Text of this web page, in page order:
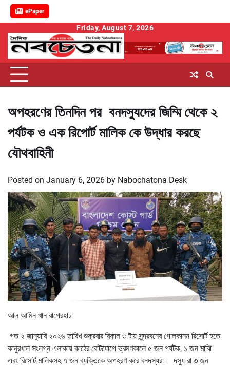
ePaper
content
Friday, August 7, 2026
অপহরণের তিনদিন পর বনদস্যুদের জিম্মি থেকে ২
পর্যটক ও এক রিপোর্ট মালিক কে উদ্ধার করছে
যৌথবাহিনী
Posted on January 6, 2026 by Nabochatona Desk
আল আমিন খান বাগেরহাট
গত ২ জানুয়ারি ২০২৬ তারিখ শুক্রবার বিকাল ৩ টায় সুন্দরবনের গোলকানন রিসোর্ট হতে
কানুরখাল সংলগ্ন এলাকায় কাঠের বোটযোগে ভ্রমণকালে ৫ জন পর্যটক, ১ জন মাঝি
এবং রিসোর্ট মালিকসহ ৭ জন ব্যক্তিকে অপহরণ করে বনদস্যরা। দস্যু রা ৩ জন